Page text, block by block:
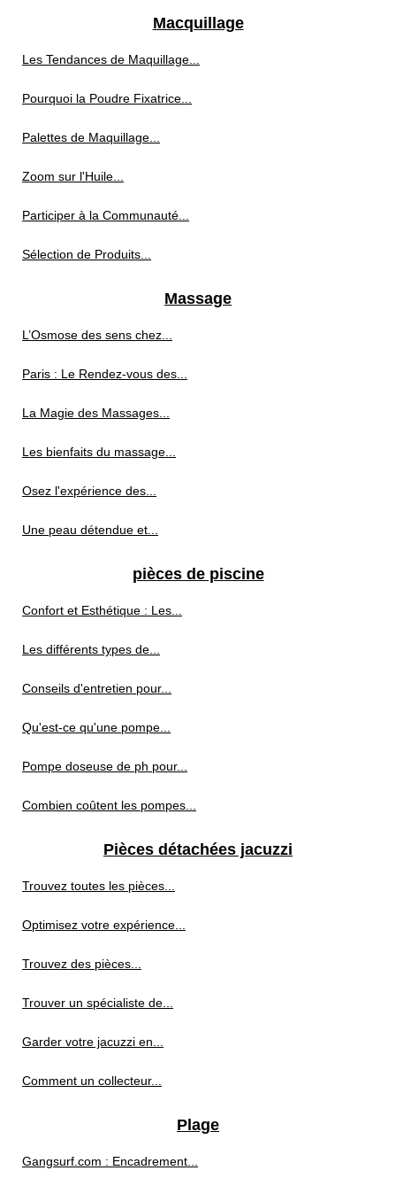
Macquillage
Les Tendances de Maquillage...
Pourquoi la Poudre Fixatrice...
Palettes de Maquillage...
Zoom sur l'Huile...
Participer à la Communauté...
Sélection de Produits...
Massage
L’Osmose des sens chez...
Paris : Le Rendez-vous des...
La Magie des Massages...
Les bienfaits du massage...
Osez l'expérience des...
Une peau détendue et...
pièces de piscine
Confort et Esthétique : Les...
Les différents types de...
Conseils d'entretien pour...
Qu'est-ce qu'une pompe...
Pompe doseuse de ph pour...
Combien coûtent les pompes...
Pièces détachées jacuzzi
Trouvez toutes les pièces...
Optimisez votre expérience...
Trouvez des pièces...
Trouver un spécialiste de...
Garder votre jacuzzi en...
Comment un collecteur...
Plage
Gangsurf.com : Encadrement...